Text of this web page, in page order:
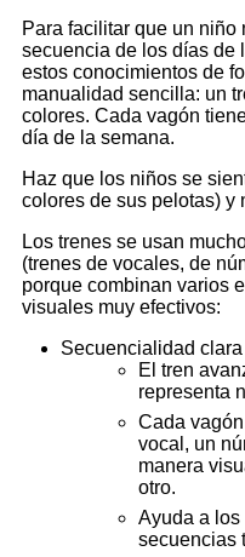
Para facilitar que un niño
secuencia de los días de
estos conocimientos de
manualidad sencilla: un
colores. Cada vagón
día de la semana.
Haz que los niños se
colores de sus pelotas) y
Los trenes se usan
(trenes de vocales, de
porque combinan varios
visuales muy efectivos:
Secuencialidad clara
El tren
representa
Cada
vocal, un
manera
otro.
Ayuda a los
secuencias